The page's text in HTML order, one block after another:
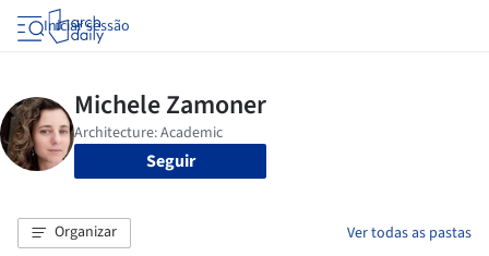
Iniciar sessão
Seguir
Organizar Ver todas as pastas